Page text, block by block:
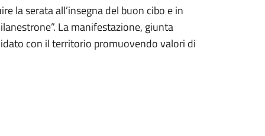
la serata all’insegna del buon cibo e in
La manifestazione, giunta
con il territorio promuovendo valori di